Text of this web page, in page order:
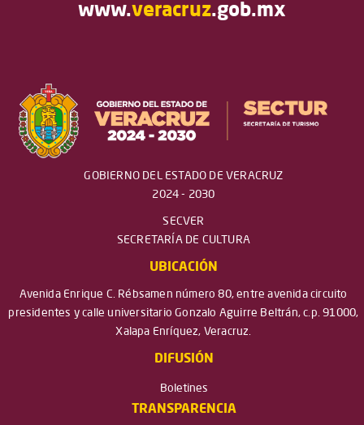
www.veracruz.gob.mx
GOBIERNO DEL ESTADO DE VERACRUZ
2024 - 2030
SECVER
SECRETARÍA DE CULTURA
UBICACIÓN
Avenida Enrique C. Rébsamen número 80, entre avenida circuito
presidentes y calle universitario Gonzalo Aguirre Beltrán, c.p. 91000,
Xalapa Enríquez, Veracruz.
DIFUSIÓN
Boletines
TRANSPARENCIA